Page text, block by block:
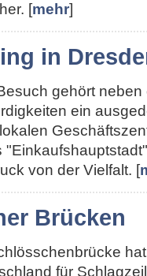
[mehr]
in
gehört neben
ein
von der Vielfalt. [
Brücken
für